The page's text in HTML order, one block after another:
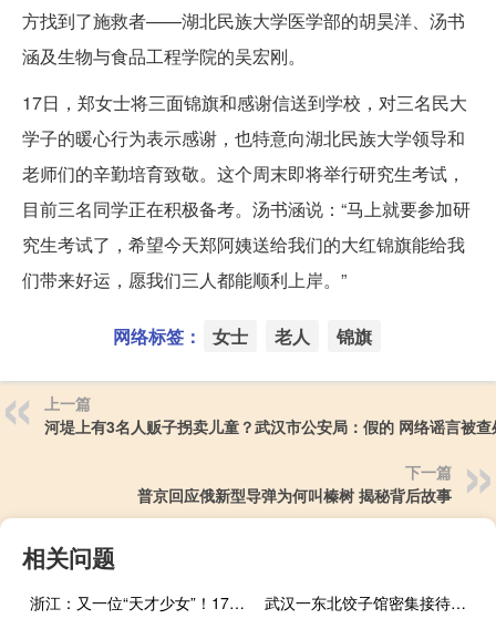
方找到了施救者——湖北民族大学医学部的胡昊洋、汤书
涵及生物与食品工程学院的吴宏刚。
17日，郑女士将三面锦旗和感谢信送到学校，对三名民大
学子的暖心行为表示感谢，也特意向湖北民族大学领导和
老师们的辛勤培育致敬。这个周末即将举行研究生考试，
目前三名同学正在积极备考。汤书涵说：“马上就要参加研
究生考试了，希望今天郑阿姨送给我们的大红锦旗能给我
们带来好运，愿我们三人都能顺利上岸。”
网络标签： 女士 老人 锦旗
上一篇
河堤上有3名人贩子拐卖儿童？武汉市公安局：假的 网络谣言被查
下一篇
普京回应俄新型导弹为何叫榛树 揭秘背后故事
相关问题
浙江：又一位“天才少女”！17岁姑娘多次打出满分，网友：下一个黄雨婷——射击新星崛起 武汉一东北饺子馆密集接待韩国人 意外的国际食客